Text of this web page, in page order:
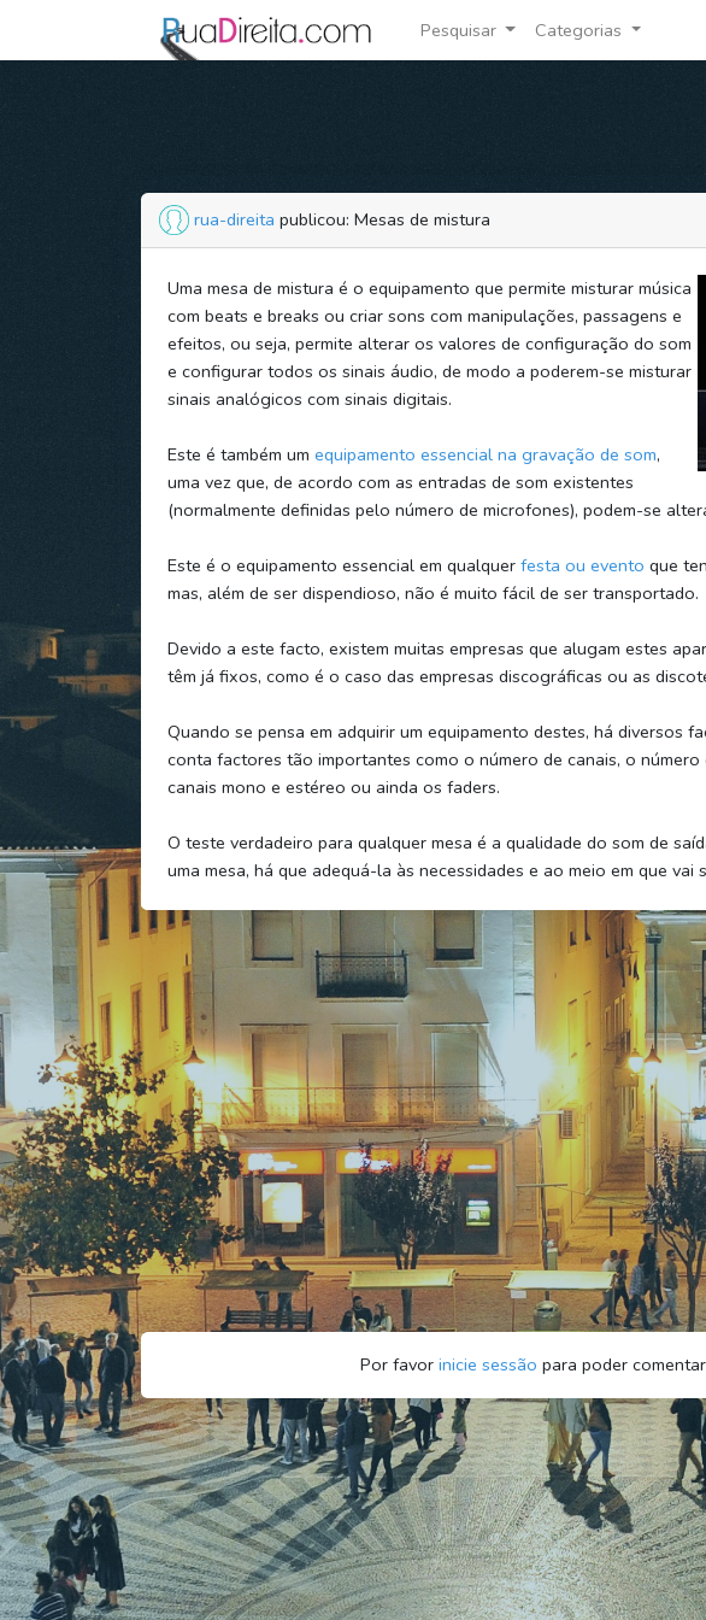
Pesquisar Categorias
rua-direita publicou: Mesas de mistura
Uma mesa de mistura é o equipamento que permite misturar música
com beats e breaks ou criar sons com manipulações, passagens e
efeitos, ou seja, permite alterar os valores de configuração do som
e configurar todos os sinais áudio, de modo a poderem-se misturar
sinais analógicos com sinais digitais.
Este é também um equipamento essencial na gravação de som,
uma vez que, de acordo com as entradas de som existentes
(normalmente definidas pelo número de microfones), podem-se
Este é o equipamento essencial em qualquerfesta ou evento que
mas, além de ser dispendioso, não é muito fácil de ser transportado.
Devido a este facto, existem muitas empresas que alugam estes
têm já fixos, como é o caso das empresas discográficas ou as
Quando se pensa em adquirir um equipamento destes, há diversos
conta factores tão importantes como o número de canais, o
canais mono e estéreo ou ainda os faders.
O teste verdadeiro para qualquer mesa é a qualidade do som de
uma mesa, há que adequá-la às necessidades e ao meio em que vai
Por favor inicie sessão para poder